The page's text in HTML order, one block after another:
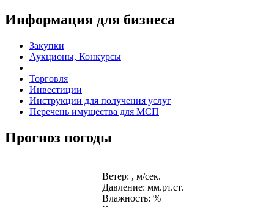
Информация для бизнеса
Закупки
Аукционы, Конкурсы
Торговля
Инвестиции
Инструкции для получения услуг
Перечень имущества для МСП
Прогноз погоды
Ветер: , м/сек.
Давление: мм.рт.ст.
Влажность: %